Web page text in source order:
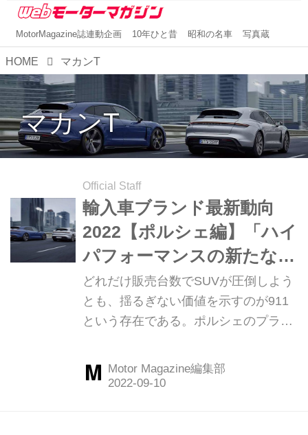
MotorMagazine誌連動企画 10年ひと昔 昭和の名車 写真蔵
HOME マカンT
マカンT
Official Staff
輸入車ブランド最新動向
2022【ポルシェ編】「ハイ
パフォーマンスの新たな地
平を切り開く」
どれだけ販売台数でSUVが圧倒しよう
とも、揺るぎない価値を示すのが911
という存在である。ポルシェのプライ
カーとともに、BEVも含めた多面的な
戦略を展望する。（Motor
Motor Magazine編集部